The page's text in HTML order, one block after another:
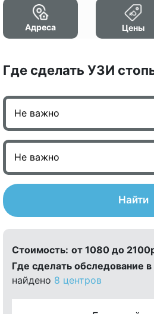
Адреса Цены
Где сделать УЗИ
Найти
Стоимость: от 1080 до
Где сделать обследование
найдено 8 центров